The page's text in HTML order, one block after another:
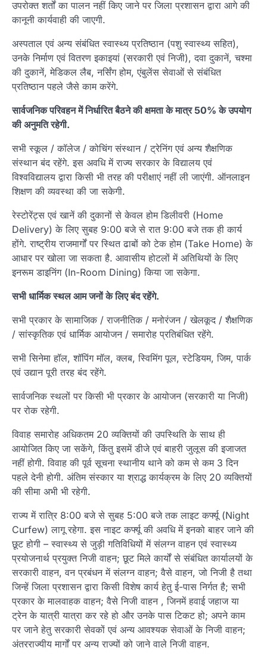
उपरोक्त शर्तों का पालन नहीं किए जाने पर जिला प्रशासन द्वारा आगे की
कानूनी कार्यवाही की जाएगी.
अस्पताल एवं अन्य संबंधित स्वास्थ्य प्रतिष्ठान (पशु स्वास्थ्य सहित),
उनके निर्माण एवं वितरण इकाइयां (सरकारी एवं निजी), दवा दुकानें, चश्मा
की दुकानें, मेडिकल लैब, नर्सिंग होम, एंबुलेंस सेवाओं से संबंधित
प्रतिष्ठान पहले जैसे काम करेंगे.
सार्वजनिक परिवहन में निर्धारित बैठने की क्षमता के मात्र 50% के उपयोग
की अनुमति रहेगी.
सभी स्कूल / कॉलेज / कोचिंग संस्थान / ट्रेनिंग एवं अन्य शैक्षणिक
संस्थान बंद रहेंगे. इस अवधि में राज्य सरकार के विद्यालय एवं
विश्वविद्यालय द्वारा किसी भी तरह की परीक्षाएं नहीं ली जाएंगी. ऑनलाइन
शिक्षण की व्यवस्था की जा सकेगी.
रेस्टोरेंट्स एवं खानें की दुकानों से केवल होम डिलीवरी (Home
Delivery) के लिए सुबह 9:00 बजे से रात 9:00 बजे तक ही कार्य
होंगे. राष्ट्रीय राजमार्गों पर स्थित ढाबों को टेक होम (Take Home) के
आधार पर खोला जा सकता है. आवासीय होटलों में अतिथियों के लिए
इनरूम डाइनिंग (In-Room Dining) किया जा सकेगा.
सभी धार्मिक स्थल आम जनों के लिए बंद रहेंगे.
सभी प्रकार के सामाजिक / राजनीतिक / मनोरंजन / खेलकूद / शैक्षणिक
/ सांस्कृतिक एवं धार्मिक आयोजन / समारोह प्रतिबंधित रहेंगे.
सभी सिनेमा हॉल, शॉपिंग मॉल, क्लब, स्विमिंग पूल, स्टेडियम, जिम, पार्क
एवं उद्यान पूरी तरह बंद रहेंगे.
सार्वजनिक स्थलों पर किसी भी प्रकार के आयोजन (सरकारी या निजी)
पर रोक रहेगी.
विवाह समारोह अधिकतम 20 व्यक्तियों की उपस्थिति के साथ ही
आयोजित किए जा सकेंगे, किंतु इसमें डीजे एवं बाहरी जुलूस की इजाजत
नहीं होगी. विवाह की पूर्व सूचना स्थानीय थाने को कम से कम 3 दिन
पहले देनी होगी. अंतिम संस्कार या श्राद्ध कार्यक्रम के लिए 20 व्यक्तियों
की सीमा अभी भी रहेगी.
राज्य में रात्रि 8:00 बजे से सुबह 5:00 बजे तक लाइट कर्फ्यू (Night
Curfew) लागू रहेगा. इस नाइट कर्फ्यू की अवधि में इनको बाहर जाने की
छूट होगी – स्वास्थ्य से जुड़ी गतिविधियों में संलग्न वाहन एवं स्वास्थ्य
प्रयोजनार्थ प्रयुक्त निजी वाहन; छूट मिले कार्यों से संबंधित कार्यालयों के
सरकारी वाहन, वन प्रबंधन में संलग्न वाहन; वैसे वाहन, जो निजी है तथा
जिन्हें जिला प्रशासन द्वारा किसी विशेष कार्य हेतु ई-पास निर्गत है; सभी
प्रकार के मालवाहक वाहन; वैसे निजी वाहन , जिनमें हवाई जहाज या
ट्रेन के यात्री यात्रा कर रहे हो और उनके पास टिकट हो; अपने काम
पर जाने हेतु सरकारी सेवकों एवं अन्य आवश्यक सेवाओं के निजी वाहन;
अंतरराज्यीय मार्गों पर अन्य राज्यों को जाने वाले निजी वाहन.